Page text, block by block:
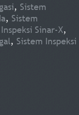
, Sistem
, Sistem
Sinar-X,
, Sistem Inspeksi